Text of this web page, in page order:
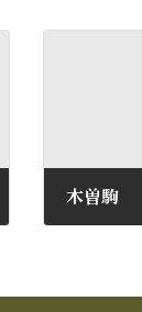
木曽駒